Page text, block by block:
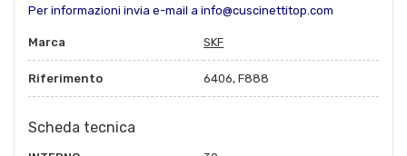
Per informazioni invia e-mail a info@cuscinettitop.com
Marca SKF
Riferimento 6406, F888
Scheda tecnica